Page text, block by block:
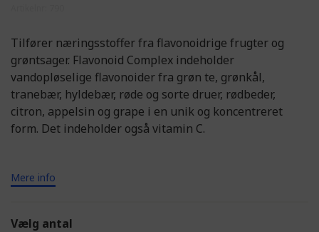
Tilfører næringsstoffer fra flavonoidrige frugter og
grøntsager. Flavonoid Complex indeholder
vandopløselige flavonoider fra grøn te, grønkål,
tranebær, hyldebær, røde og sorte druer, rødbeder,
citron, appelsin og grape i en unik og koncentreret
form. Det indeholder også vitamin C.
Mere info
Vælg antal